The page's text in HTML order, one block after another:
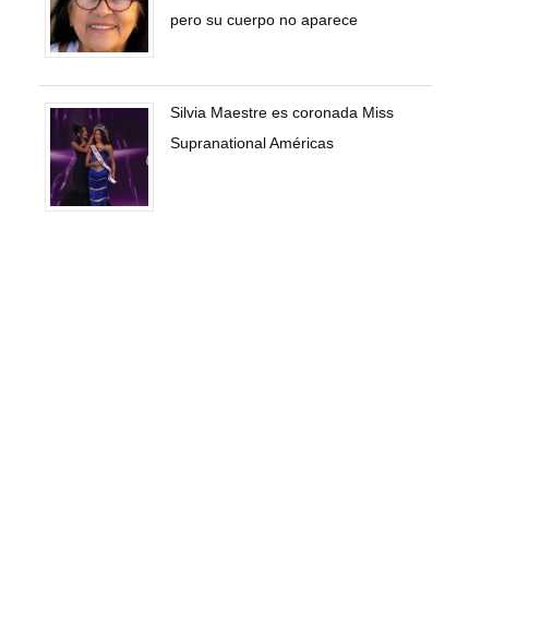
pero su cuerpo no aparece
Silvia Maestre es coronada Miss
Supranational Américas